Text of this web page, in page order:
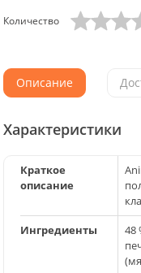
Количество
Описание
Характеристики
Краткое
описание
Ингредиенты
48